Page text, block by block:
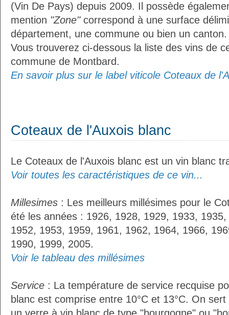
(Vin De Pays) depuis 2009. Il possède
mention "Zone"correspond à une surface
département, une commune ou bien un canton.
Vous trouverez ci-dessous la liste des vins de
commune de Montbard.
En savoir plus sur le label viticole Coteaux de
Coteaux de l'Auxois blanc
Le Coteaux de l'Auxois blanc est un vin blanc
Voir toutes les caractéristiques de ce vin...
Millesimes : Les meilleurs millésimes pour le
été les années : 1926, 1928, 1929, 1933,
1952, 1953, 1959, 1961, 1962, 1964, 1966,
1990, 1999, 2005.
Voir le tableau des millésimes
Service : La température de service recquise
blanc est comprise entre 10°C et 13°C. On